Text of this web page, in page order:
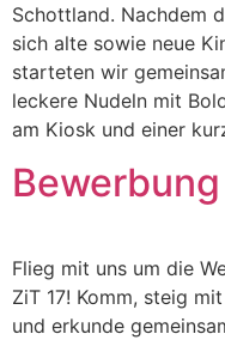
Schottland. Nachdem
sich alte sowie neue
starteten wir
leckere Nudeln mit
am Kiosk und einer
Bewerbung
Flieg mit uns um die
ZiT 17! Komm, steig
und erkunde